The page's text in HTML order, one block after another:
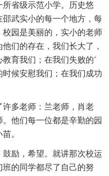
省级示范小学。历史悠
武实小的每一个地方，每
园是美丽的，实小的老师
们的存在，我们长大了，
育我们；在我们失败的`
候安慰我们；在我们成功
多老师：兰老师，肖老
他们每一位都是辛勤的园
。
励，希望。就讲那次校运
的同学都尽了自己的努